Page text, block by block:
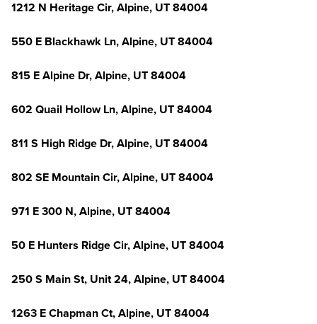
1212 N Heritage Cir, Alpine, UT 84004
550 E Blackhawk Ln, Alpine, UT 84004
815 E Alpine Dr, Alpine, UT 84004
602 Quail Hollow Ln, Alpine, UT 84004
811 S High Ridge Dr, Alpine, UT 84004
802 SE Mountain Cir, Alpine, UT 84004
971 E 300 N, Alpine, UT 84004
50 E Hunters Ridge Cir, Alpine, UT 84004
250 S Main St, Unit 24, Alpine, UT 84004
1263 E Chapman Ct, Alpine, UT 84004